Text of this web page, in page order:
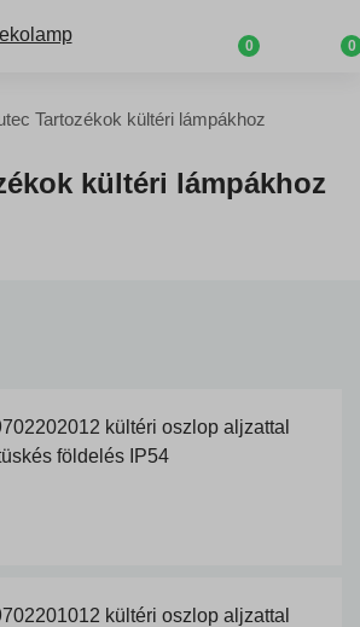
0 0
Tartozékok kültéri lámpákhoz
kültéri lámpákhoz
kültéri oszlop aljzattal
földelés IP54
kültéri oszlop aljzattal